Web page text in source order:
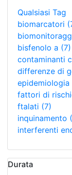
Qualsiasi Tag
biomarcatori
bisfenolo a (7)
contaminanti
differenze di
epidemiologia
fattori di
ftalati (7)
inquinamento
interferenti
Durata